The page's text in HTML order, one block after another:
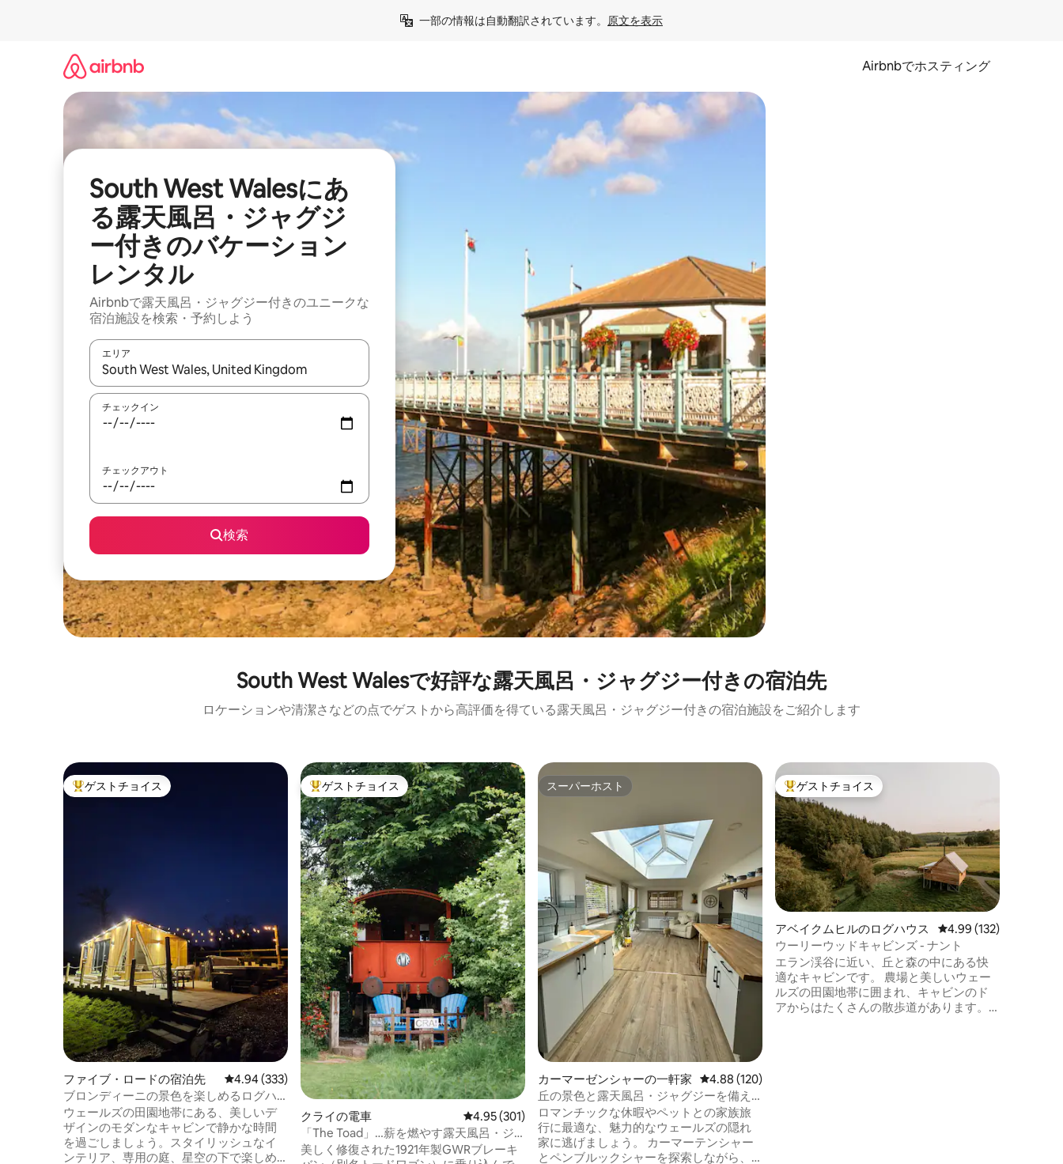
一部の情報は自動翻訳されています。 原文を表示
Airbnbでホスティング
South West Walesにあ
る露天風呂・ジャグジ
ー付きのバケーション
レンタル
Airbnbで露天風呂・ジャグジー付きのユニークな
宿泊施設を検索・予約しよう
エリア
検索結果が表示されたら、上下の矢印キーを使って移動するか、画面をタッチまたはスワイプして検索結果を確認することができます。
チェックイン
チェックアウト
検索
South West Walesで好評な露天風呂・ジャグジー付きの宿泊先
ロケーションや清潔さなどの点でゲストから高評価を得ている露天風呂・ジャグジー付きの宿泊施設をご紹介します
大好評のゲストチョイスです。
ゲストチョイス
ファイブ・ロードの宿泊先 レビュー333件、5つ星中4.94つ星の平均評価
4.94 (333)
ブロンディーニの景色を楽しめるログハ
ウス、専用庭園と露天風呂・ジャグジー
付き
ウェールズの田園地帯にある、美しいデ
ザインのモダンなキャビンで静かな時間
を過ごしましょう。スタイリッシュなイ
ンテリア、専用の庭、星空の下で楽しめ
大好評のゲストチョイスです。
ゲストチョイス
クライの電車 レビュー301件、5つ星中4.95つ星の平均評価
4.95 (301)
「The Toad」…薪を燃やす露天風呂・ジ
ャグジー付きのユニークな電車の中のお
美しく修復された1921年製GWRブレーキ
スーパーホスト
スーパーホスト
カーマーゼンシャーの一軒家 レビュー120件、5つ星中4.88つ星の平均評価
4.88 (120)
丘の景色と露天風呂・ジャグジーを備え
た犬小屋のコテージ
ロマンチックな休暇やペットとの家族旅
行に最適な、魅力的なウェールズの隠れ
家に逃げましょう。 カーマーテンシャー
とペンブルックシャーを探索しながら、
大好評のゲストチョイスです。
ゲストチョイス
アベイクムヒルのログハウス レビュー132件、5つ
4.99 (132)
ウーリーウッドキャビンズ - ナント
エラン渓谷に近い、丘と森の中にある快
適なキャビンです。 農場と美しいウェー
ルズの田園地帯に囲まれ、キャビンのド
アからはたくさんの散歩道があります。